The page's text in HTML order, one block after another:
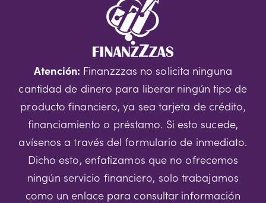
Atención: Finanzzzas no solicita ninguna
cantidad de dinero para liberar ningún tipo de
producto financiero, ya sea tarjeta de crédito,
financiamiento o préstamo. Si esto sucede,
avísenos a través del formulario de inmediato.
Dicho esto, enfatizamos que no ofrecemos
ningún servicio financiero, solo trabajamos
como un enlace para consultar información